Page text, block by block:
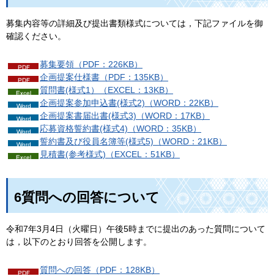
募集内容等の詳細及び提出書類様式については，下記ファイルを御
確認ください。
募集要領（PDF：226KB）
企画提案仕様書（PDF：135KB）
質問書(様式1）（EXCEL：13KB）
企画提案参加申込書(様式2)（WORD：22KB）
企画提案書届出書(様式3)（WORD：17KB）
応募資格誓約書(様式4)（WORD：35KB）
誓約書及び役員名簿等(様式5)（WORD：21KB）
見積書(参考様式)（EXCEL：51KB）
6質問への回答について
令和7年3月4日（火曜日）午後5時までに提出のあった質問について
は，以下のとおり回答を公開します。
質問への回答（PDF：128KB）